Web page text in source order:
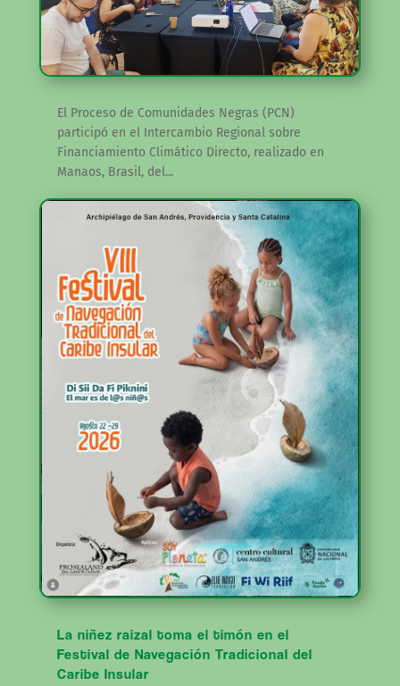
El Proceso de Comunidades Negras (PCN)
participó en el Intercambio Regional sobre
Financiamiento Climático Directo, realizado en
Manaos, Brasil, del...
La niñez raizal toma el timón en el
Festival de Navegación Tradicional del
Caribe Insular